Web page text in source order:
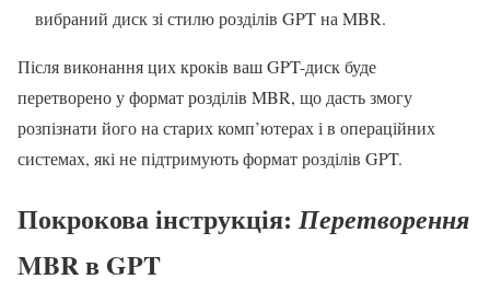
вибраний диск зі стилю розділів GPT на MBR.
Після виконання цих кроків ваш GPT-диск буде
перетворено у формат розділів MBR, що дасть змогу
розпізнати його на старих комп’ютерах і в операційних
системах, які не підтримують формат розділів GPT.
Покрокова інструкція: Перетворення
MBR в GPT